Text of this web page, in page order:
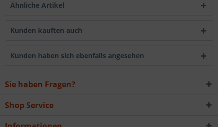
Ähnliche Artikel
Kunden kauften auch
Kunden haben sich ebenfalls angesehen
Sie haben Fragen?
Shop Service